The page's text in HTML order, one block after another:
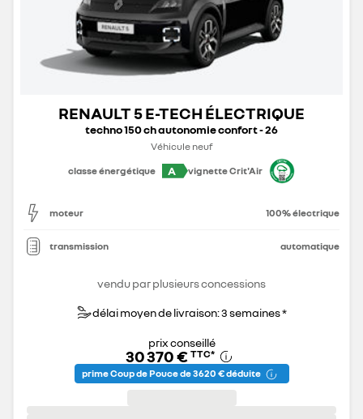
RENAULT 5 E-TECH ÉLECTRIQUE
techno 150 ch autonomie confort - 26
Véhicule neuf
classe énergétique
A vignette Crit'Air
moteur 100% électrique
transmission automatique
vendu par plusieurs concessions
délai moyen de livraison: 3 semaines *
prix conseillé
30 370 € TTC*
prime Coup de Pouce de 3 620 € déduite